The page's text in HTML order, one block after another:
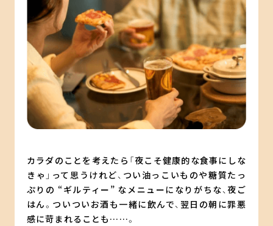
カラダのことを考えたら「夜こそ健康的な食事にしな
きゃ」って思うけれど、つい油っこいものや糖質たっ
ぷりの “ギルティー” なメニューになりがちな、夜ご
はん。ついついお酒も一緒に飲んで、翌日の朝に罪悪
感に苛まれることも……。